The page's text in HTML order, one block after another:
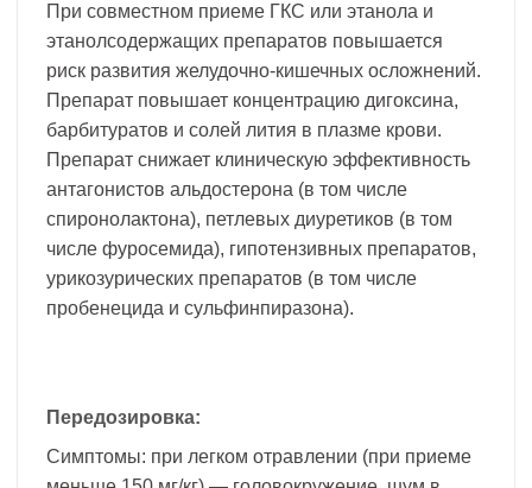
При совместном приеме ГКС или этанола и
этанолсодержащих препаратов повышается
риск развития желудочно-кишечных осложнений.
Препарат повышает концентрацию дигоксина,
барбитуратов и солей лития в плазме крови.
Препарат снижает клиническую эффективность
антагонистов альдостерона (в том числе
спиронолактона), петлевых диуретиков (в том
числе фуросемида), гипотензивных препаратов,
урикозурических препаратов (в том числе
пробенецида и сульфинпиразона).
Передозировка:
Симптомы: при легком отравлении (при приеме